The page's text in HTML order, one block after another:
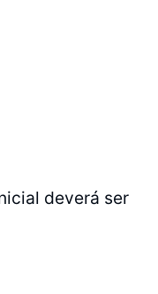
deverá ser